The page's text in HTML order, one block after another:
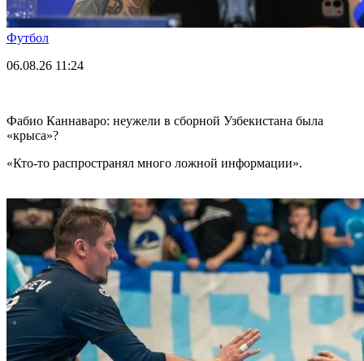
Футбол
06.08.26 11:24
Фабио Каннаваро: неужели в сборной Узбекистана была
«крыса»?
«Кто-то распространял много ложной информации».